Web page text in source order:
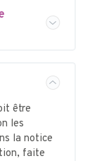
être
les
la notice
faite